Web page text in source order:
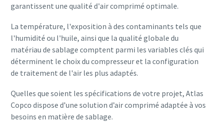
garantissent une qualité d'air comprimé optimale.
La température, l'exposition à des contaminants tels que
l'humidité ou l'huile, ainsi que la qualité globale du
matériau de sablage comptent parmi les variables clés qui
déterminent le choix du compresseur et la configuration
de traitement de l'air les plus adaptés.
Quelles que soient les spécifications de votre projet, Atlas
Copco dispose d’une solution d’air comprimé adaptée à vos
besoins en matière de sablage.